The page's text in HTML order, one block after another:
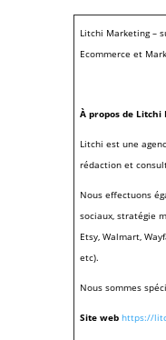
Litchi Marketing –
Ecommerce et
À propos de Litchi
Litchi est une
rédaction et
Nous effectuons
sociaux, stratégie
Etsy, Walmart,
etc).
Nous sommes
Site web https://